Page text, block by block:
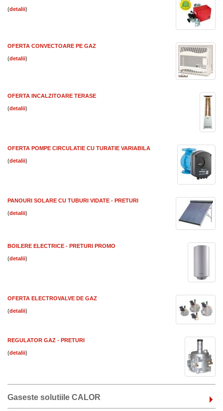
( )
OFERTA CONVECTOARE PE GAZ
( )
OFERTA INCALZITOARE TERASE
( )
OFERTA POMPE CIRCULATIE CU TURATIE VARIABILA
( )
PANOURI SOLARE CU TUBURI VIDATE - PRETURI
( )
BOILERE ELECTRICE - PRETURI PROMO
( )
OFERTA ELECTROVALVE DE GAZ
( )
REGULATOR GAZ - PRETURI
( )
Gaseste solutiile CALOR